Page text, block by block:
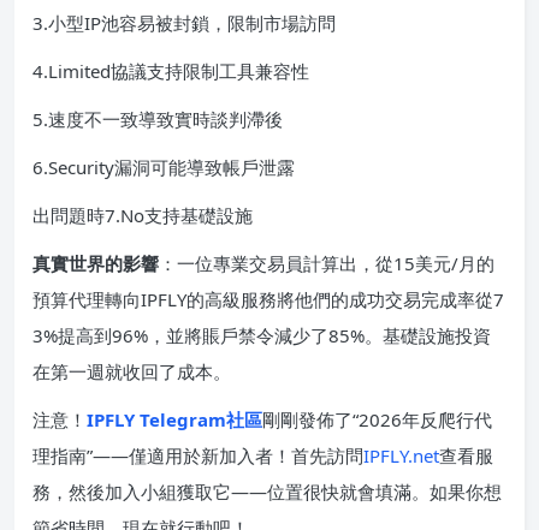
3.小型IP池容易被封鎖，限制市場訪問
4.Limited協議支持限制工具兼容性
5.速度不一致導致實時談判滯後
6.Security漏洞可能導致帳戶泄露
出問題時7.No支持基礎設施
真實世界的影響 ：一位專業交易員計算出，從15美元/月的
預算代理轉向IPFLY的高級服務將他們的成功交易完成率從7
3%提高到96%，並將賬戶禁令減少了85%。基礎設施投資
在第一週就收回了成本。
注意！ IPFLY Telegram社區剛剛發佈了“2026年反爬行代
理指南”——僅適用於新加入者！首先訪問IPFLY.net查看服
務，然後加入小組獲取它——位置很快就會填滿。如果你想